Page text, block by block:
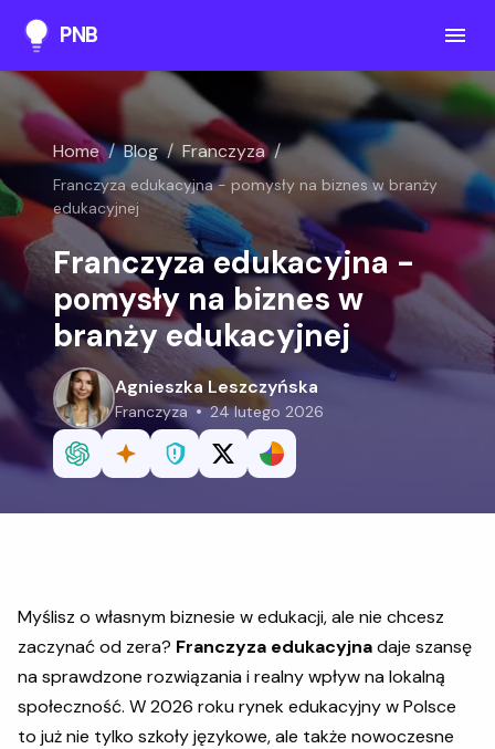
PNB
Home / Blog / Franczyza /
Franczyza edukacyjna - pomysły na biznes w branży
edukacyjnej
Franczyza edukacyjna -
pomysły na biznes w
branży edukacyjnej
Agnieszka Leszczyńska
franczyza 24 lutego 2026
Myślisz o własnym biznesie w edukacji, ale nie chcesz
zaczynać od zera? Franczyza edukacyjnadaje szansę
na sprawdzone rozwiązania i realny wpływ na lokalną
społeczność. W 2026 roku rynek edukacyjny w Polsce
to już nie tylko szkoły językowe, ale także nowoczesne